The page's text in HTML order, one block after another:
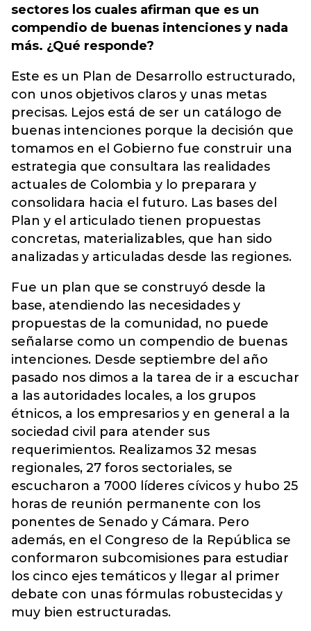
sectores los cuales afirman que es un
compendio de buenas intenciones y nada
más. ¿Qué responde?
Este es un Plan de Desarrollo estructurado,
con unos objetivos claros y unas metas
precisas. Lejos está de ser un catálogo de
buenas intenciones porque la decisión que
tomamos en el Gobierno fue construir una
estrategia que consultara las realidades
actuales de Colombia y lo preparara y
consolidara hacia el futuro. Las bases del
Plan y el articulado tienen propuestas
concretas, materializables, que han sido
analizadas y articuladas desde las regiones.
Fue un plan que se construyó desde la
base, atendiendo las necesidades y
propuestas de la comunidad, no puede
señalarse como un compendio de buenas
intenciones. Desde septiembre del año
pasado nos dimos a la tarea de ir a escuchar
a las autoridades locales, a los grupos
étnicos, a los empresarios y en general a la
sociedad civil para atender sus
requerimientos. Realizamos 32 mesas
regionales, 27 foros sectoriales, se
escucharon a 7000 líderes cívicos y hubo 25
horas de reunión permanente con los
ponentes de Senado y Cámara. Pero
además, en el Congreso de la República se
conformaron subcomisiones para estudiar
los cinco ejes temáticos y llegar al primer
debate con unas fórmulas robustecidas y
muy bien estructuradas.